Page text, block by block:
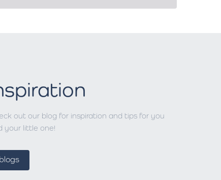
out our blog for inspiration and tips for you
your little one!
blogs